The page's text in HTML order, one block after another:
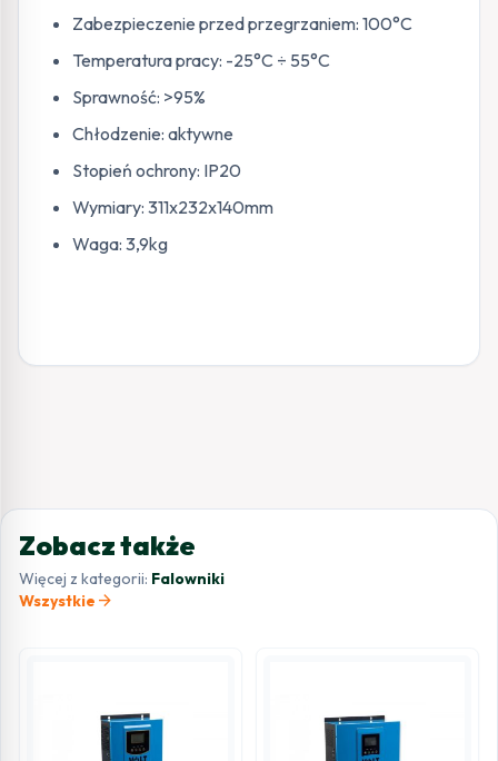
Zabezpieczenie przed przegrzaniem: 100°C
Temperatura pracy: -25°C ÷ 55°C
Sprawność: >95%
Chłodzenie: aktywne
Stopień ochrony: IP20
Wymiary: 311x232x140mm
Waga: 3,9kg
Zobacz także
Więcej z kategorii: Falowniki
Wszystkie arrow_forward